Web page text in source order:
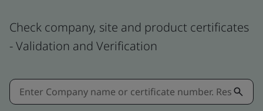
Check company, site and product certificates
- Validation and Verification